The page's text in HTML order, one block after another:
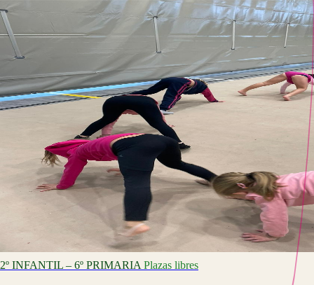
2º INFANTIL – 6º PRIMARIA Plazas libres